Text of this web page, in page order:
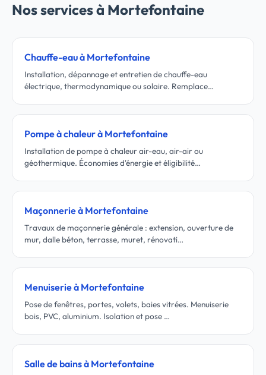
Nos services à Mortefontaine
Chauffe-eau à Mortefontaine
Installation, dépannage et entretien de chauffe-eau
électrique, thermodynamique ou solaire. Remplace…
Pompe à chaleur à Mortefontaine
Installation de pompe à chaleur air-eau, air-air ou
géothermique. Économies d'énergie et éligibilité…
Maçonnerie à Mortefontaine
Travaux de maçonnerie générale : extension, ouverture de
mur, dalle béton, terrasse, muret, rénovati…
Menuiserie à Mortefontaine
Pose de fenêtres, portes, volets, baies vitrées. Menuiserie
bois, PVC, aluminium. Isolation et pose …
Salle de bains à Mortefontaine